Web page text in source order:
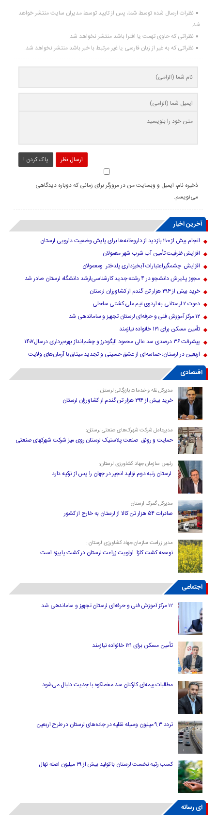
نظرات ارسال شده توسط شما، پس از تایید توسط مدیران سایت منتشر خواهد
شد.
نظراتی که حاوی تهمت یا افترا باشد منتشر نخواهد شد.
نظراتی که به غیر از زبان فارسی یا غیر مرتبط با خبر باشد منتشر نخواهد شد.
ارسال نظر پاک کردن !
ذخیره نام، ایمیل و وبسایت من در مرورگر برای زمانی که دوباره دیدگاهی
می‌نویسم.
آخرین اخبار
انجام بیش از ۲۰۰ بازدید از داروخانه‌ها برای پایش وضعیت دارویی لرستان
افزایش ظرفیت تأمین آب شرب شهر معمولان
افزایش چشمگیراعتبارات آبخیزداری پلدختر ومعمولان
مجوز پذیرش دانشجو در ۴ رشته جدید کارشناسی‌ارشد دانشگاه لرستان صادر شد
خرید بیش از ۲۹۴ هزار تن گندم از کشاورزان لرستان
دعوت ۲ لرستانی به اردوی تیم ملی کشتی ساحلی
۱۲ مرکز آموزش فنی و حرفه‌ای لرستان تجهیز و ساماندهی شد
تأمین مسکن برای ۱۲۱ خانواده نیازمند
پیشرفت ۳۶ درصدی سد عالی محمود الیگودرز و چشم‌انداز بهره‌برداری درسال۱۴۰۷
اربعین در لرستان؛ حماسه‌ای از عشق حسینی و تجدید میثاق با آرمان‌های ولایت
اقتصادی
مدیرکل غله و خدمات بازرگانی لرستان :
خرید بیش از ۲۹۴ هزار تن گندم از کشاورزان لرستان
مدیرعامل شرکت شهرک‌های صنعتی لرستان:
حمایت و رونق صنعت پلاستیک لرستان روی میز شرکت شهرکهای صنعتی
رئیس سازمان جهاد کشاورزی لرستان:
لرستان رتبه دوم تولید انجیر در جهان را پس از ترکیه دارد
مدیرکل گمرک لرستان
صادرات ۵۴ هزار تن کالا از لرستان به خارج از کشور
مدیر زراعت سازمان جهاد کشاورزی لرستان :
توسعه کشت کلزا اولویت زراعت لرستان در کشت پاییزه است
اجتماعی
۱۲ مرکز آموزش فنی و حرفه‌ای لرستان تجهیز و ساماندهی شد
تأمین مسکن برای ۱۲۱ خانواده نیازمند
مطالبات بیمه‌ای کارکنان سد مخملکوه با جدیت دنبال می‌شود
تردد ۹.۳ میلیون وسیله نقلیه در جاده‌های لرستان در طرح اربعین
کسب رتبه نخست لرستان با تولید بیش از ۲۹ میلیون اصله نهال
ای رسانه